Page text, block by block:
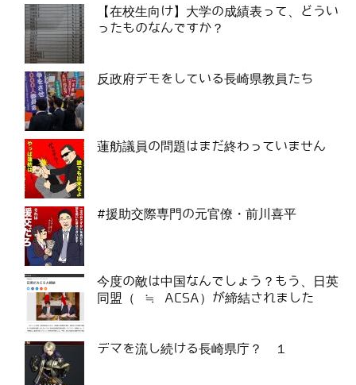
【在校生向け】大学の成績表って、どうい
ったものなんですか？
反政府デモをしている長崎県教員たち
蓮舫議員の問題はまだ終わっていません
#援助交際専門の元官僚・前川喜平
今度の敵は中国なんでしょう？もう、日英
同盟（ ≒ ACSA）が締結されました
デマを流し続ける長崎県庁？ １